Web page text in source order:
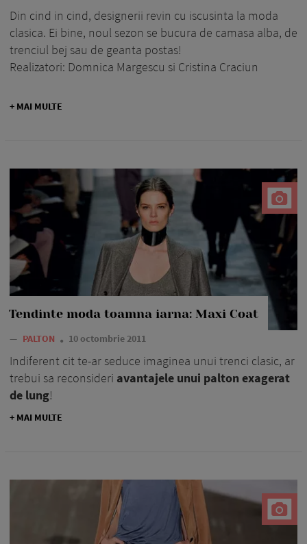
Din cind in cind, designerii revin cu iscusinta la moda
clasica. Ei bine, noul sezon se bucura de camasa alba, de
trenciul bej sau de geanta postas!
Realizatori: Domnica Margescu si Cristina Craciun
+ MAI MULTE
Tendinte moda toamna iarna: Maxi Coat
— PALTON 10 octombrie 2011
Indiferent cit te-ar seduce imaginea unui trenci clasic, ar
trebui sa reconsideri avantajele unui palton exagerat
de lung!
+ MAI MULTE